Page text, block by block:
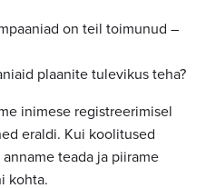
on teil toimunud –
plaanite tulevikus teha?
inimese registreerimisel
eraldi. Kui koolitused
teada ja piirame
kohta.